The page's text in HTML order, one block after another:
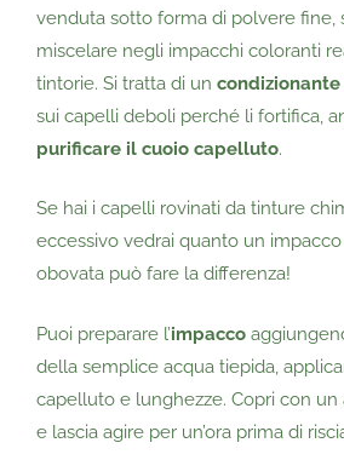
venduta sotto forma di polvere fine,
miscelare negli impacchi coloranti
tintorie. Si tratta di un
sui capelli deboli perché li fortifica,
purificare il cuoio capelluto.
Se hai i capelli rovinati da tinture
eccessivo vedrai quanto un impacco
obovata può fare la differenza!
Puoi preparare l’impacco
della semplice acqua tiepida,
capelluto e lunghezze. Copri con
e lascia agire per un’ora prima di